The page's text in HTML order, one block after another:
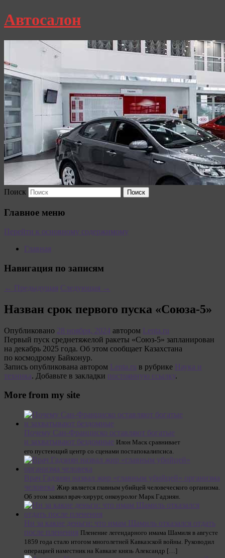
Автосалон
Поиск
Главное меню
Перейти к основному содержимому
Главная
Навигация по записям
← Предыдущая Следующая →
Назван срок первого пуска «Союза-5»
Опубликовано 28 ноября, 2024 автором Lenta.ru
Первый пуск среднетяжелой ракеты «Союз-5» запланирован
на декабрь 2025 года. Об этом сообщает Казахстана
по космодрому Байконур.
Запись опубликована автором Lenta.ru в рубрике Наука и
техника. Добавьте в закладки постоянную ссылку.
More from my site
Почему Сан-Франциско оставляют богатые
и захватывают бездомные Илон Маск сравнивает
его пустеющий центр со сценами постапокалипсиса.
Врач Гадзиян назвал жир «главным убийцей» организма
человека Жир является главным убийцей человеческого организма.
Об этом заявил врач-хирург, онкоуролог Марк Гадзиян.
Ни за какие деньги: что имам Шамиль отказался отдать
после пленения Пленение легендарного имама Шамиля в августе
1859 года стало итогом многолетней Кавказской войны. Руководил
операцией наместник на Кавказе князь Александр […]